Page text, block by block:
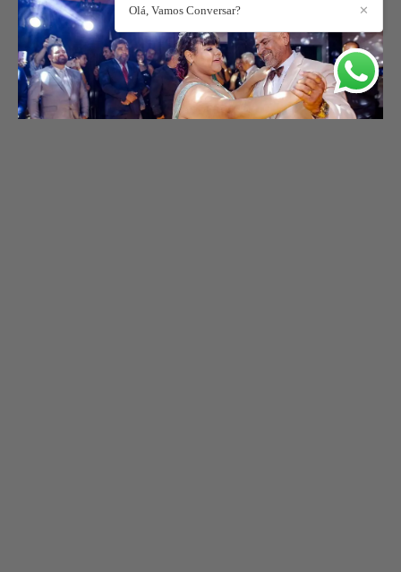
✕
Olá, Vamos Conversar?